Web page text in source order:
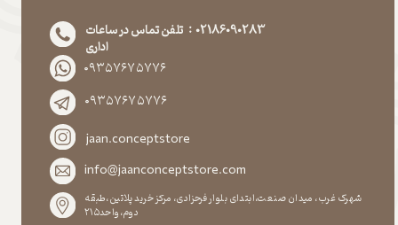
02186090283 : تلفن تماس در ساعات
اداری
۰۹۳۵۷۶۷۵۷۷۶
۰۹۳۵۷۶۷۵۷۷۶
jaan.conceptstore
info@jaanconceptstore.com
شهرک غرب، میدان صنعت،ابتدای بلوار فرحزادی، مرکز خرید پلاتین،طبقه
دوم،واحد۲۱۵